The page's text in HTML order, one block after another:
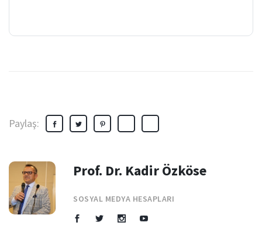
Paylaş:
Prof. Dr. Kadir Özköse
SOSYAL MEDYA HESAPLARI